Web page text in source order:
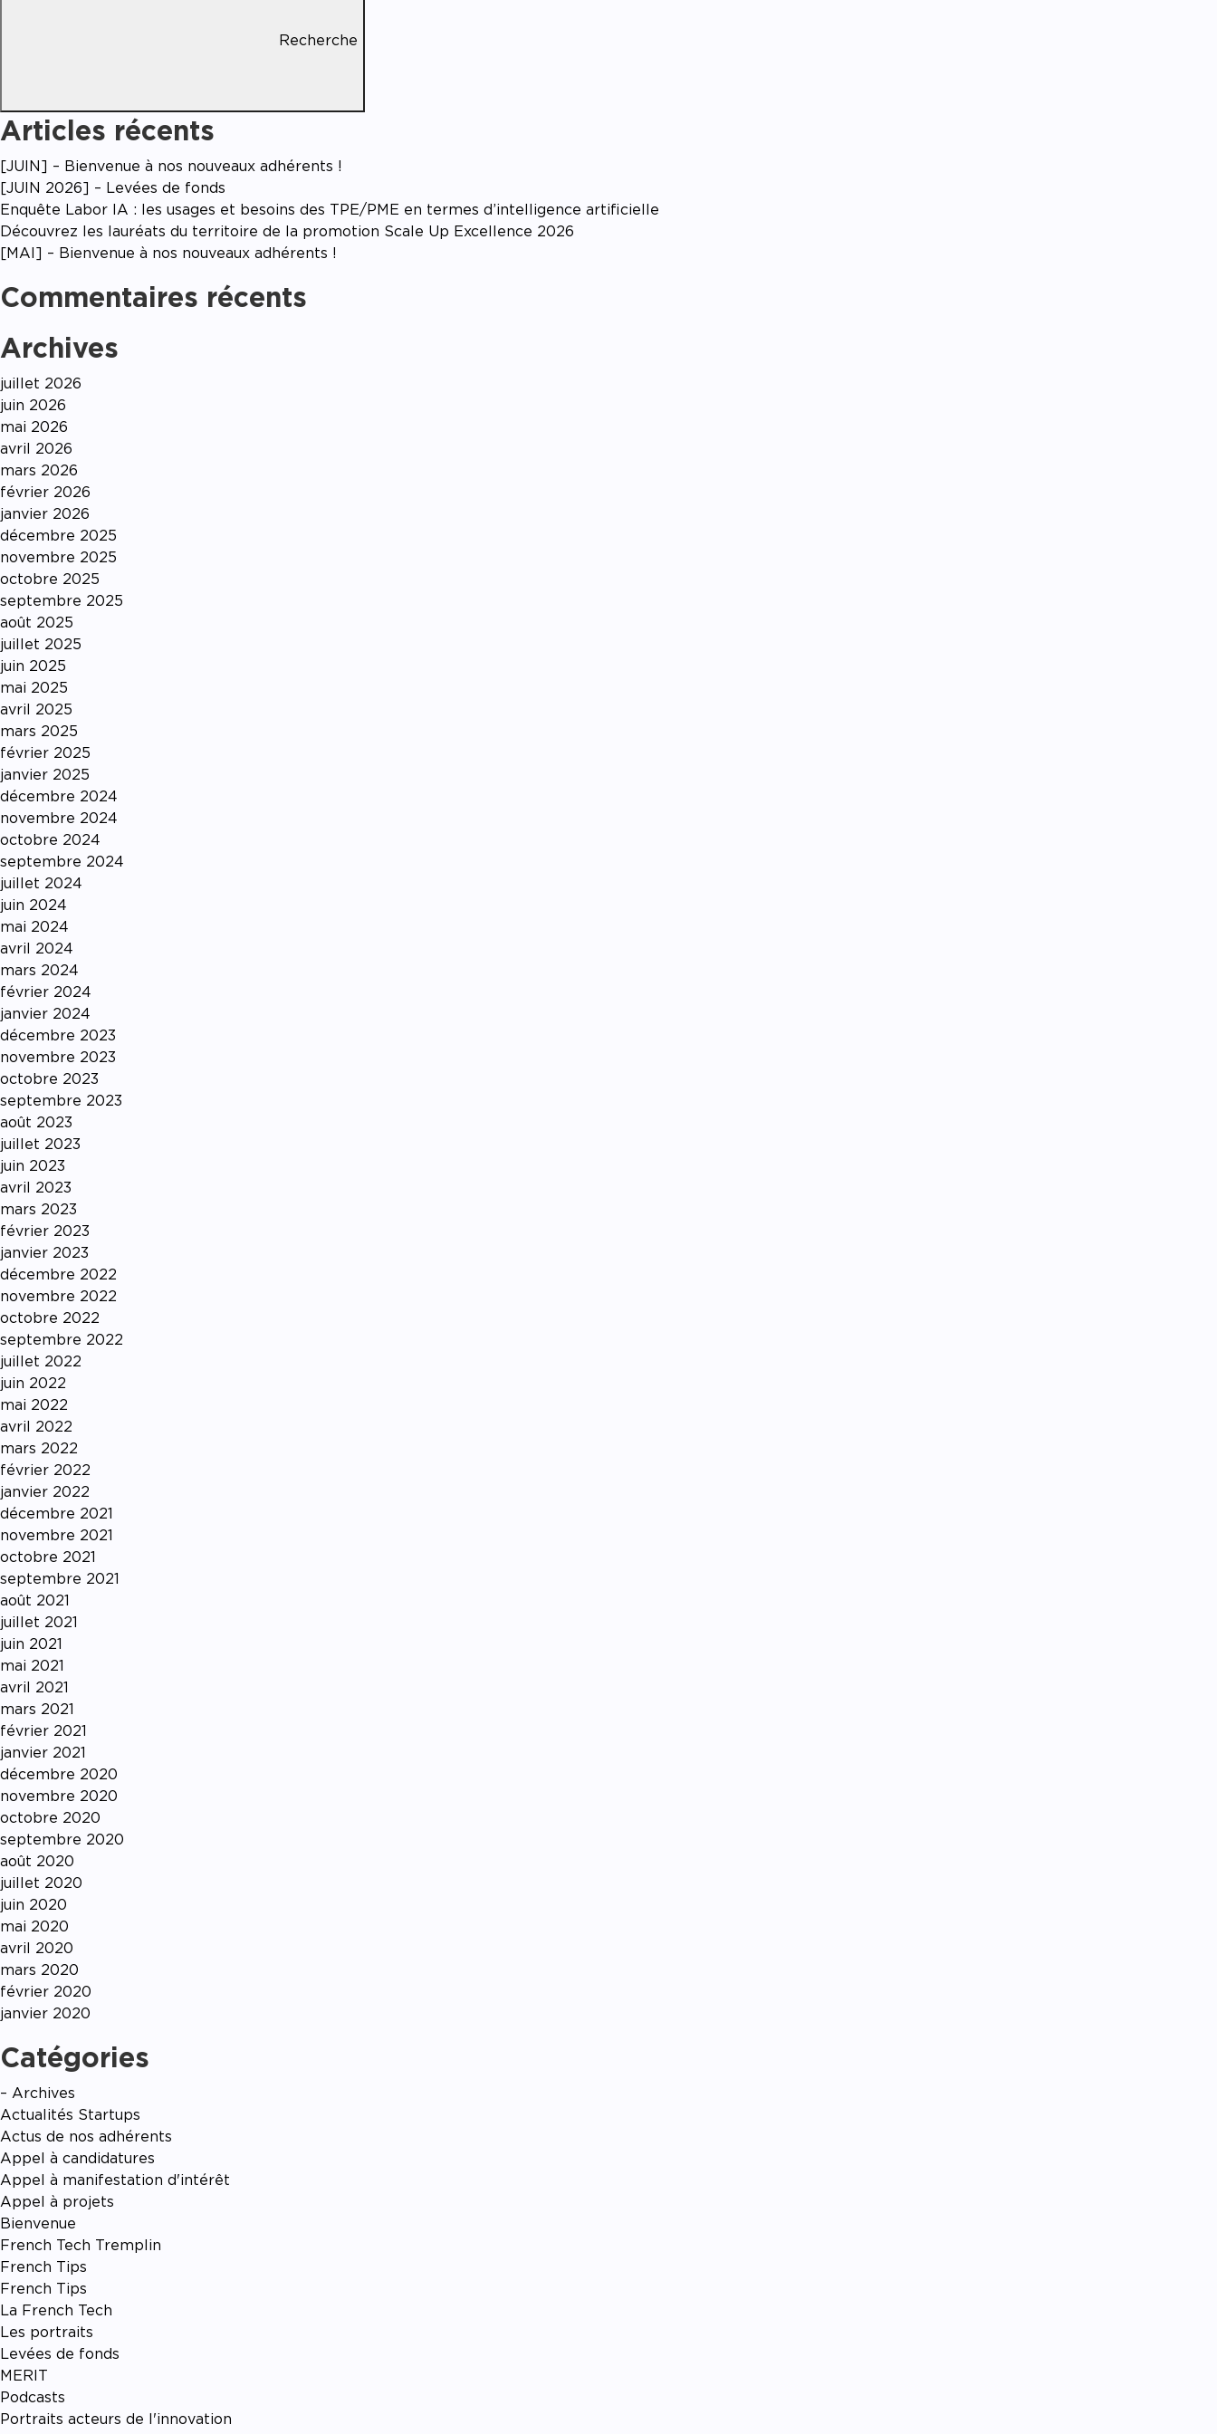
Recherche
Articles récents
[JUIN] – Bienvenue à nos nouveaux adhérents !
[JUIN 2026] – Levées de fonds
Enquête Labor IA : les usages et besoins des TPE/PME en termes d’intelligence artificielle
Découvrez les lauréats du territoire de la promotion Scale Up Excellence 2026
[MAI] – Bienvenue à nos nouveaux adhérents !
Commentaires récents
Archives
juillet 2026
juin 2026
mai 2026
avril 2026
mars 2026
février 2026
janvier 2026
décembre 2025
novembre 2025
octobre 2025
septembre 2025
août 2025
juillet 2025
juin 2025
mai 2025
avril 2025
mars 2025
février 2025
janvier 2025
décembre 2024
novembre 2024
octobre 2024
septembre 2024
juillet 2024
juin 2024
mai 2024
avril 2024
mars 2024
février 2024
janvier 2024
décembre 2023
novembre 2023
octobre 2023
septembre 2023
août 2023
juillet 2023
juin 2023
avril 2023
mars 2023
février 2023
janvier 2023
décembre 2022
novembre 2022
octobre 2022
septembre 2022
juillet 2022
juin 2022
mai 2022
avril 2022
mars 2022
février 2022
janvier 2022
décembre 2021
novembre 2021
octobre 2021
septembre 2021
août 2021
juillet 2021
juin 2021
mai 2021
avril 2021
mars 2021
février 2021
janvier 2021
décembre 2020
novembre 2020
octobre 2020
septembre 2020
août 2020
juillet 2020
juin 2020
mai 2020
avril 2020
mars 2020
février 2020
janvier 2020
Catégories
– Archives
Actualités Startups
Actus de nos adhérents
Appel à candidatures
Appel à manifestation d'intérêt
Appel à projets
Bienvenue
French Tech Tremplin
French Tips
French Tips
La French Tech
Les portraits
Levées de fonds
MERIT
Podcasts
Portraits acteurs de l'innovation